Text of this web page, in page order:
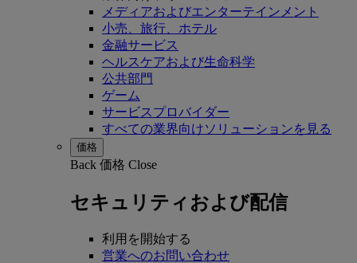
メディアおよびエンターテインメント
小売、旅行、ホテル
金融サービス
ヘルスケアおよび生命科学
公共部門
ゲーム
サービスプロバイダー
すべての業界向けソリューションを見る
価格
Back 価格 Close
セキュリティおよび配信
利用を開始する
営業へのお問い合わせ